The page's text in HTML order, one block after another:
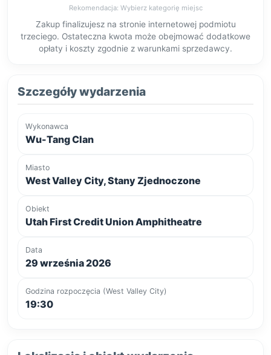
Rekomendacja: Wybierz kategorię miejsc
Zakup finalizujesz na stronie internetowej podmiotu
trzeciego. Ostateczna kwota może obejmować dodatkowe
opłaty i koszty zgodnie z warunkami sprzedawcy.
Szczegóły wydarzenia
Wykonawca
Wu-Tang Clan
Miasto
West Valley City, Stany Zjednoczone
Obiekt
Utah First Credit Union Amphitheatre
Data
29 września 2026
Godzina rozpoczęcia (West Valley City)
19:30